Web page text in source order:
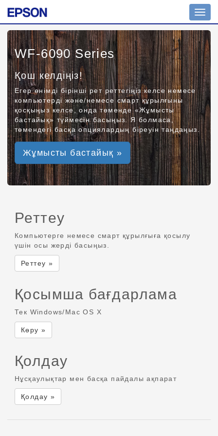
WF-6090 Series
Қош келдіңіз!
Егер өнімді бірінші рет реттегіңіз келсе немесе
компьютерді және/немесе смарт құрылғыны
қосқыңыз келсе, онда төменде «Жұмысты
бастайық» түймесін басыңыз. Я болмаса,
төмендегі басқа опциялардың біреуін таңдаңыз.
Жұмысты бастайық »
Реттеу
Компьютерге немесе смарт құрылғыға қосылу
үшін осы жерді басыңыз.
Реттеу »
Қосымша бағдарлама
Тек Windows/Mac OS X
Көру »
Қолдау
Нұсқаулықтар мен басқа пайдалы ақпарат
Қолдау »